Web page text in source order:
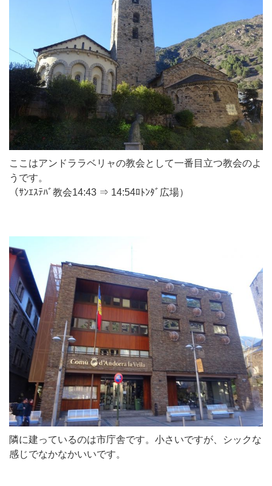
ここはアンドララベリャの教会として一番目立つ教会のよ
うです。
（ｻﾝｴｽﾃﾊﾞ教会14:43 ⇒ 14:54ﾛﾄﾝﾀﾞ広場）
隣に建っているのは市庁舎です。小さいですが、シックな
感じでなかなかいいです。